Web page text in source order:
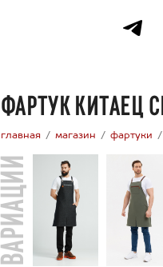
ФАРТУК КИТАЕЦ
главная магазин фартуки
ВАРИАЦИИ